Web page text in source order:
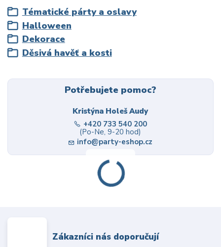
Tématické párty a oslavy
Halloween
Dekorace
Děsivá havěť a kosti
Potřebujete pomoc?
Kristýna Holeš Audy
+420 733 540 200
(Po-Ne, 9-20 hod)
info@party-eshop.cz
Zákazníci nás doporučují